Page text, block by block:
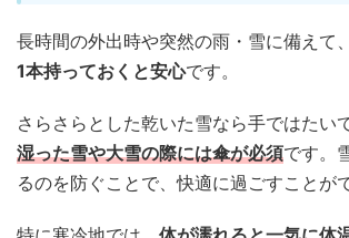
長時間の外出時や突然の雨・雪に備えて、
1本持っておくと安心です。
さらさらとした乾いた雪なら手ではたい
湿った雪や大雪の際には傘が必須です。
るのを防ぐことで、快適に過ごすことが